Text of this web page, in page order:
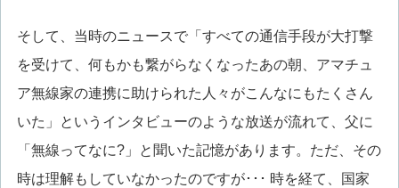
そして、当時のニュースで「すべての通信手段が大打撃
を受けて、何もかも繋がらなくなったあの朝、アマチュ
ア無線家の連携に助けられた人々がこんなにもたくさん
いた」というインタビューのような放送が流れて、父に
「無線ってなに?」と聞いた記憶があります。ただ、その
時は理解もしていなかったのですが･･･ 時を経て、国家